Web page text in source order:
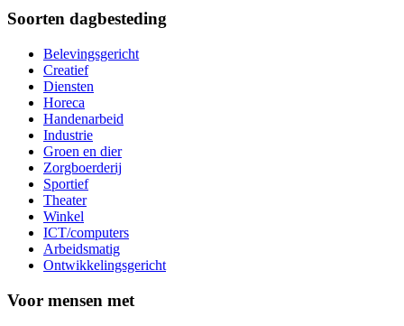
Soorten dagbesteding
Belevingsgericht
Creatief
Diensten
Horeca
Handenarbeid
Industrie
Groen en dier
Zorgboerderij
Sportief
Theater
Winkel
ICT/computers
Arbeidsmatig
Ontwikkelingsgericht
Voor mensen met